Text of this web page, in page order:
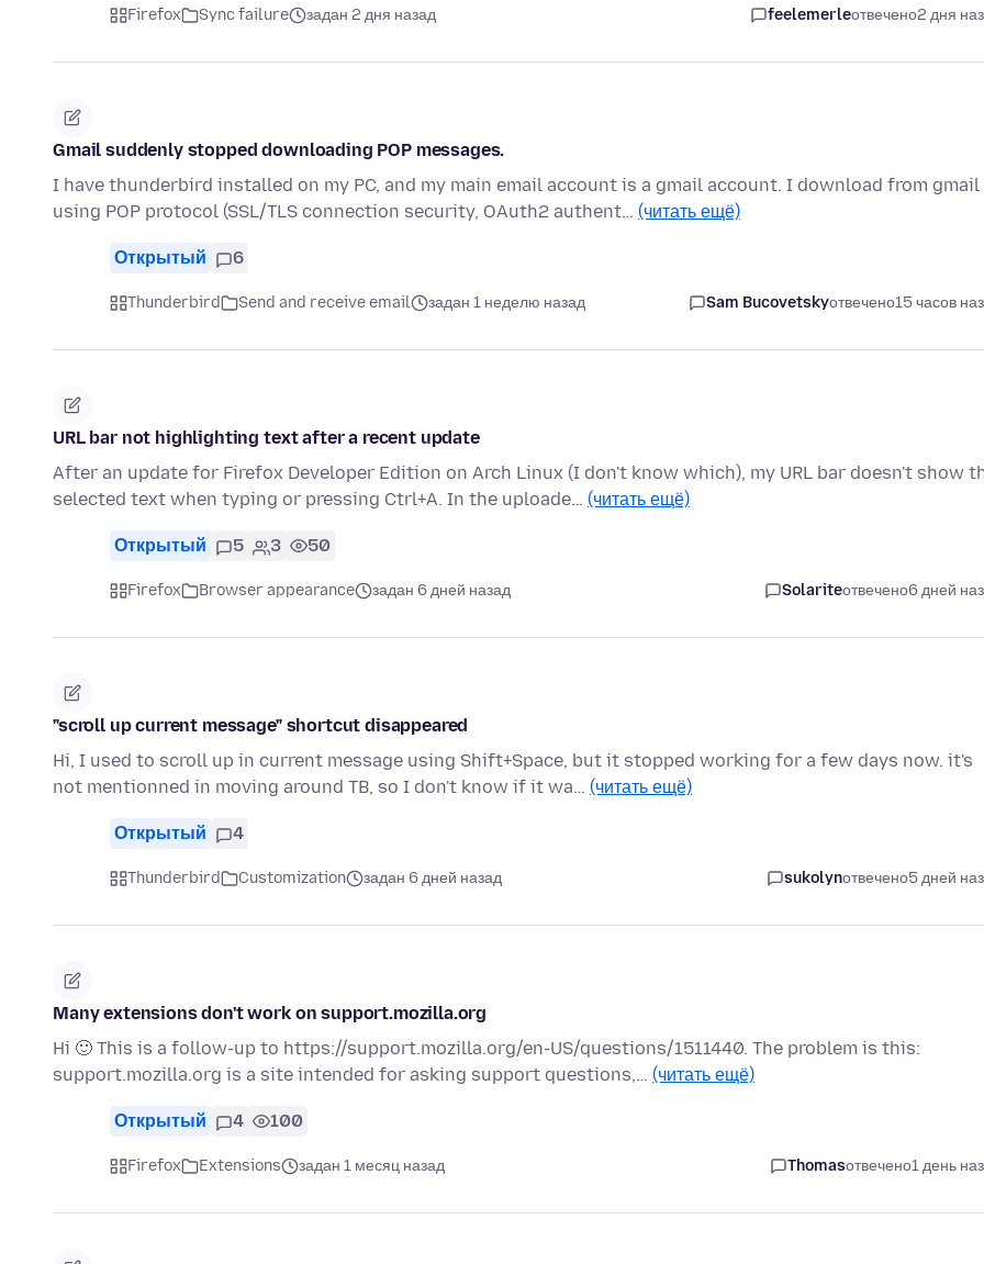
Firefox Sync failure задан 2 дня назад feelemerleотвечено2 дня
Gmail suddenly stopped downloading POP messages.
I have thunderbird installed on my PC, and my main email account is a gmail account. I download from gmail
using POP protocol (SSL/TLS connection security, OAuth2 authent… (читать ещё)
Открытый 6
Thunderbird Send and receive email задан 1 неделю назад Sam Bucovetskyотвечено15 часов
URL bar not highlighting text after a recent update
After an update for Firefox Developer Edition on Arch Linux (I don't know which), my URL bar doesn't show
selected text when typing or pressing Ctrl+A. In the uploade… (читать ещё)
Открытый 5 3 50
Firefox Browser appearance задан 6 дней назад Solariteотвечено6 дней
"scroll up current message" shortcut disappeared
Hi, I used to scroll up in current message using Shift+Space, but it stopped working for a few days now. it's
not mentionned in moving around TB, so I don't know if it wa… (читать ещё)
Открытый 4
Thunderbird Customization задан 6 дней назад sukolynотвечено5 дней
Many extensions don't work on support.mozilla.org
Hi 🙂 This is a follow-up to https://support.mozilla.org/en-US/questions/1511440. The problem is this:
support.mozilla.org is a site intended for asking support questions,… (читать ещё)
Открытый 4 100
Firefox Extensions задан 1 месяц назад Thomasотвечено1 день